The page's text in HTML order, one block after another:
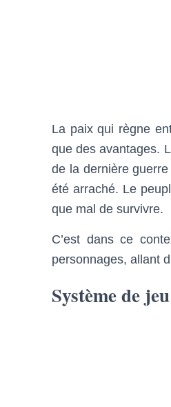
La paix qui règne
que des avantages.
de la dernière
été arraché. Le
que mal de survivre.
C’est dans ce
personnages, allant
Système de jeu